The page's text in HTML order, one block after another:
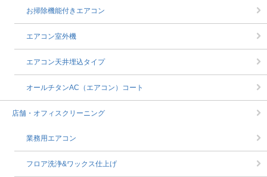
お掃除機能付きエアコン
エアコン室外機
エアコン天井埋込タイプ
オールチタンAC（エアコン）コート
店舗・オフィスクリーニング
業務用エアコン
フロア洗浄&ワックス仕上げ